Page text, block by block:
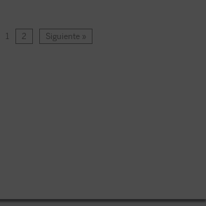
1 2 Siguiente »